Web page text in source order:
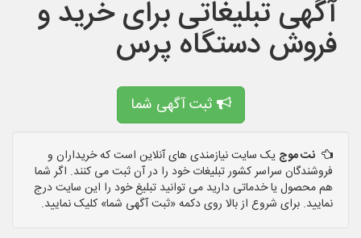
آگهی تبلیغاتی برای خرید و
فروش دستگاه پرس
ثبت آگهی شما
نت موج یک سایت نیازمندی های آنلاین است که خریداران و
فروشندگان سراسر کشور تبلیغات خود را در آن ثبت می کنند. اگر شما
هم محصول یا خدماتی دارید می توانید تبلیغ خود را این سایت درج
نمایید. برای شروع از بالا روی دکمه «ثبت آگهی شما» کلیک نمایید.